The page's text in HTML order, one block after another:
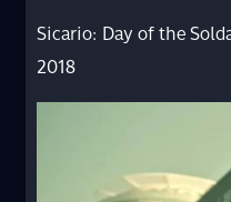
Sicario: Day of the
2018